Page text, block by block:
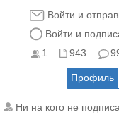
Войти и
Войти и
1
943
Профиль
Ни на кого не